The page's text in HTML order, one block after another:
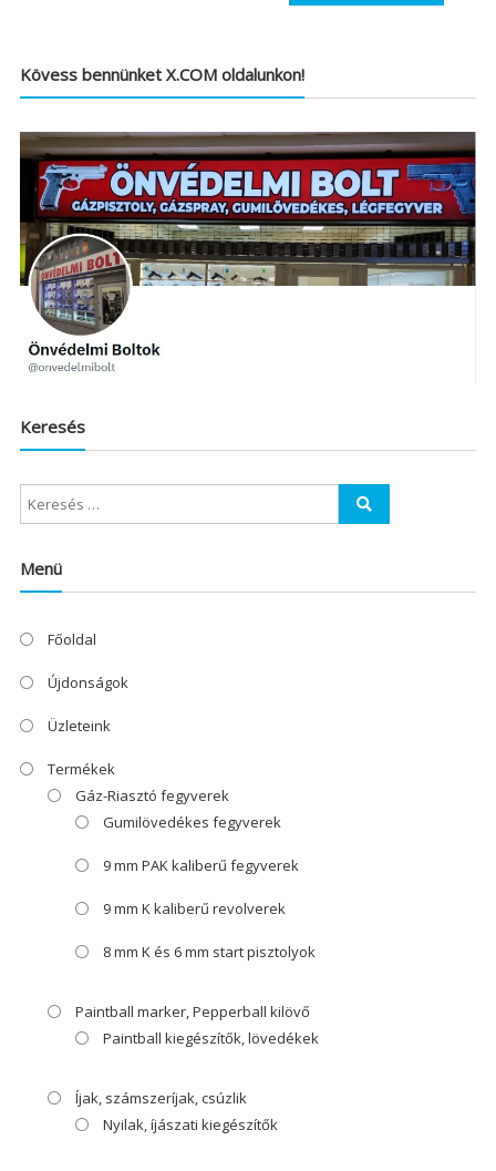
Kövess bennünket X.COM oldalunkon!
Keresés
Menü
Főoldal
Újdonságok
Üzleteink
Termékek
Gáz-Riasztó fegyverek
Gumilövedékes fegyverek
9 mm PAK kaliberű fegyverek
9 mm K kaliberű revolverek
8 mm K és 6 mm start pisztolyok
Paintball marker, Pepperball kilövő
Paintball kiegészítők, lövedékek
Íjak, számszeríjak, csúzlik
Nyilak, íjászati kiegészítők